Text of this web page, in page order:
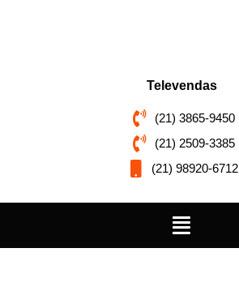
Televendas
(21) 3865-9450
(21) 2509-3385
(21) 98920-6712